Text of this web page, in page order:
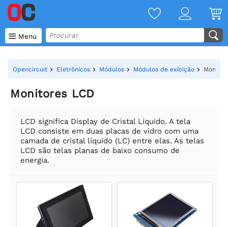
 Menu
Opencircuit Eletrônicos Módulos Módulos de exibição
Monitores LCD
LCD significa Display de Cristal Líquido. A tela
LCD consiste em duas placas de vidro com uma
camada de cristal líquido (LC) entre elas. As telas
LCD são telas planas de baixo consumo de
energia.